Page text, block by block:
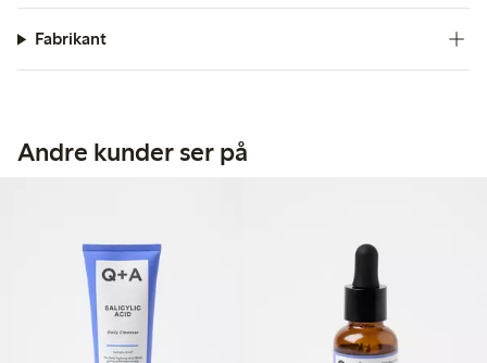
Fabrikant
Andre kunder ser på